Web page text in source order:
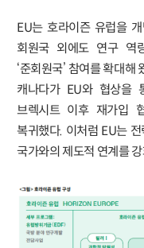
EU는 호라이즌 유럽을
회원국 외에도 연구 역
‘준회원국’ 참여를 확대
캐나다가 EU와 협상을
브렉시트 이후 재가입
복귀했다. 이처럼 EU는
국가와의 제도적 연계를